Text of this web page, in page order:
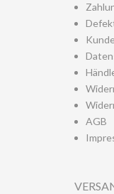
AGB